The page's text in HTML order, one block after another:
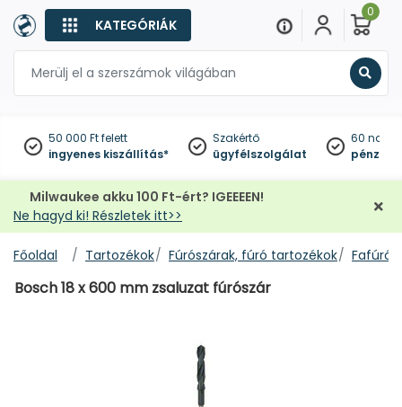
KATEGÓRIÁK
0
50 000 Ft felett
ingyenes kiszállítás*
Szakértő
ügyfélszolgálat
60
Milwaukee akku 100 Ft-ért? IGEEEEN!
Ne hagyd ki! Részletek itt>>
Főoldal Tartozékok Fúrószárak, fúró tartozékok Fafúrók
Bosch 18 x 600 mm zsaluzat fúrószár